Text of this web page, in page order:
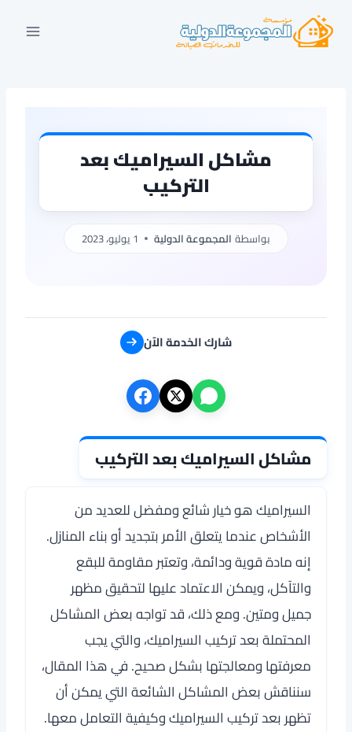
التجاوز
المحتوى
مشاكل السيراميك بعد
التركيب
بواسطة المجموعة الدولية 1 يوليو، 2023
شارك الخدمة الآن
مشاكل السيراميك بعد التركيب
السيراميك هو خيار شائع ومفضل للعديد من
الأشخاص عندما يتعلق الأمر بتجديد أو بناء المنازل.
إنه مادة قوية ودائمة، وتعتبر مقاومة للبقع
والتآكل، ويمكن الاعتماد عليها لتحقيق مظهر
جميل ومتين. ومع ذلك، قد تواجه بعض المشاكل
المحتملة بعد تركيب السيراميك، والتي يجب
معرفتها ومعالجتها بشكل صحيح. في هذا المقال،
سنناقش بعض المشاكل الشائعة التي يمكن أن
تظهر بعد تركيب السيراميك وكيفية التعامل معها.